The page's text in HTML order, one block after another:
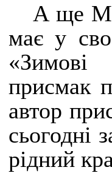
А ще
має у
«Зимові
присмак
автор
сьогодні
рідний